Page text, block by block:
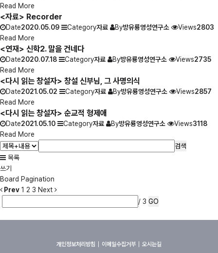
Read More
<자료> Recorder
Date2020.05.09 Category자료 By방유룡영성연구소 Views2803
Read More
<연재> 신학2. 말을 건네다
Date2020.07.18 Category자료 By방유룡영성연구소 Views2735
Read More
<다시 읽는 창설자> 창설 신부님, 그 사명의식
Date2021.05.02 Category자료 By방유룡영성연구소 Views2857
Read More
<다시 읽는 창설자> 순교적 형제애
Date2021.05.10 Category자료 By방유룡영성연구소 Views3118
Read More
검색
목록
쓰기
Board Pagination
Prev 1 2 3 Next
/ 3 GO
개인정보처리방침 이메일수집거부 오시는길